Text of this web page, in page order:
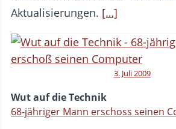
Aktualisierungen. […]
3. Juli 2009
Wut auf die Technik
68-jähriger Mann erschoss seinen